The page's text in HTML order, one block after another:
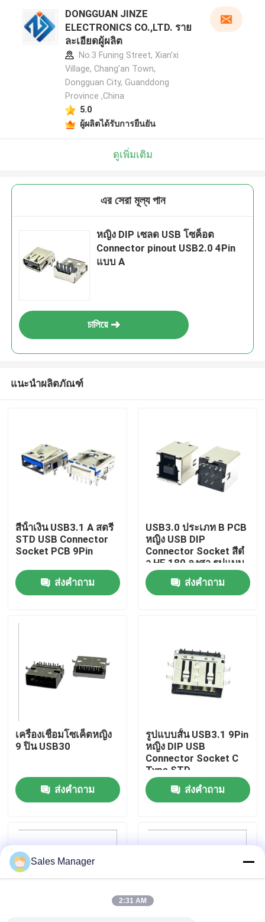
ทัวร์โรงงาน
ควบคุมคุณภาพ
ขอใบเสนอราคา
ช่องเสียบ USB
DONGGUAN JINZE
ELECTRONICS CO.,LTD. ราย
ละเอียดผู้ผลิต
No.3 Funing Street, Xian'xi
Village, Chang'an Town,
Dongguan City, Guanddong
Province ,China
5.0
ผู้ผลิตได้รับการยืนยัน
ดูเพิ่มเติม
এর সেরা মূল্য পান
หญิง DIP เซลด USB โซค็อต
Connector pinout USB2.0 4Pin
แบบ A
চালিয়ে
แนะนำผลิตภัณฑ์
สีน้ําเงิน USB3.1 A สตรี
STD USB Connector
Socket PCB 9Pin
ส่งคำถาม
USB3.0 ประเภท B PCB
หญิง USB DIP
Connector Socket สีดํ
า HF 180 องศา รูปแบบ
T
ส่งคำถาม
เครื่องเชื่อมโซเค็ตหญิง
9 ปิน USB30
ส่งคำถาม
รูปแบบสั้น USB3.1 9Pin
หญิง DIP USB
Connector Socket C
Type STD
ส่งคำถาม
Sales Manager
2:31 AM